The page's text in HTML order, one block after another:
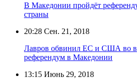
В Македонии пройдёт
страны
20:28 Сен. 21, 2018
Лавров обвинил ЕС и США во
референдум в Македонии
13:15 Июнь 29, 2018